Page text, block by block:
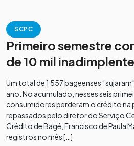
SCPC
Primeiro semestre
de 10 mil
Um total de 1 557 bageenses
ano. No acumulado, nesses seis
consumidores perderam o crédito na
repassados pelo diretor do Serviço
Crédito de Bagé, Francisco de Paula
registros no mês […]